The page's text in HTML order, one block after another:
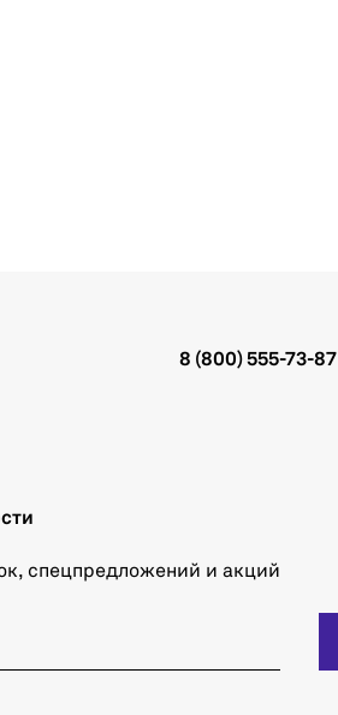
8 (800) 555-73-87
спецпредложений и акций